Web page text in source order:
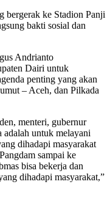
bergerak ke Stadion Panji
bakti sosial dan
Andrianto
Dairi untuk
penting yang akan
– Aceh, dan Pilkada
menteri, gubernur
untuk melayani
dihadapi masyarakat
sampai ke
bisa bekerja dan
dihadapi masyarakat,”